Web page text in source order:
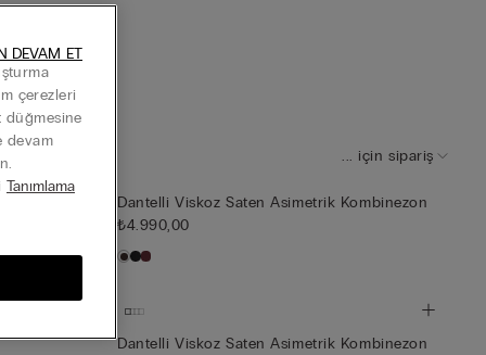
... için sipariş
Dantelli Viskoz Saten Asimetrik Kombinezon
₺4.990,00
Dantelli Viskoz Saten Asimetrik Kombinezon
çerezleri
düğmesine
devam
Tanımlama
DEVAM ET